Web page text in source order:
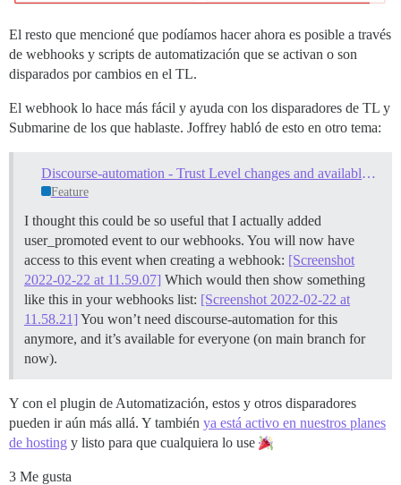
El resto que mencioné que podíamos hacer ahora es posible a través
de webhooks y scripts de automatización que se activan o son
disparados por cambios en el TL.
El webhook lo hace más fácil y ayuda con los disparadores de TL y
Submarine de los que hablaste. Joffrey habló de esto en otro tema:
Discourse-automation - Trust Level changes and available on hosting?
Feature
I thought this could be so useful that I actually added
user_promoted event to our webhooks. You will now have
access to this event when creating a webhook: [Screenshot
2022-02-22 at 11.59.07] Which would then show something
like this in your webhooks list: [Screenshot 2022-02-22 at
11.58.21] You won’t need discourse-automation for this
anymore, and it’s available for everyone (on main branch for
now).
Y con el plugin de Automatización, estos y otros disparadores
pueden ir aún más allá. Y también ya está activo en nuestros planes
de hosting y listo para que cualquiera lo use
3 Me gusta